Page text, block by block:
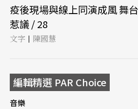
疫後現場與線上同演成風 舞
惹議 / 28
文字 | 陳國慧
編輯精選 PAR Choice
音樂